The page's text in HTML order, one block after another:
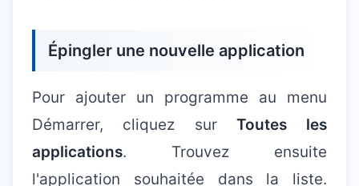
Épingler une nouvelle application
Pour ajouter un programme au menu
Démarrer, cliquez sur Toutes les
applications. Trouvez ensuite
l'application souhaitée dans la liste.